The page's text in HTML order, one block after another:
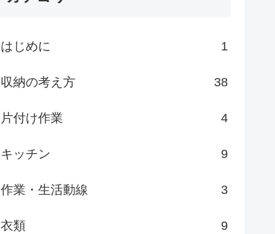
はじめに 1
収納の考え方 38
片付け作業 4
キッチン 9
作業・生活動線 3
衣類 9